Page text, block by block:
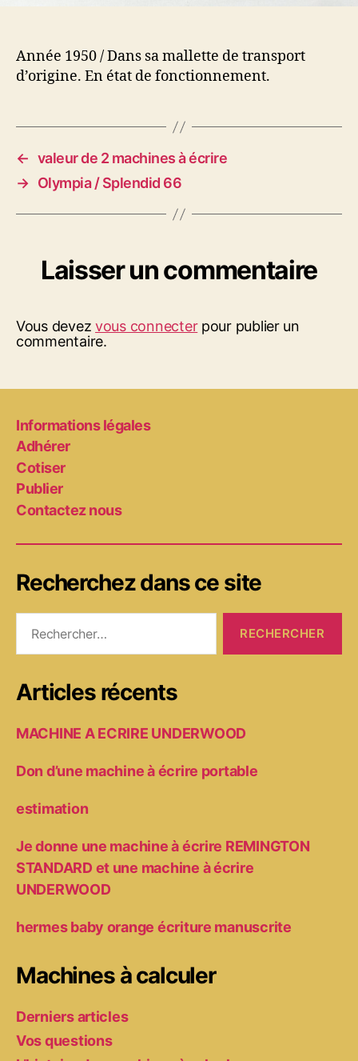
Année 1950 / Dans sa mallette de transport
d’origine. En état de fonctionnement.
← valeur de 2 machines à écrire
→ Olympia / Splendid 66
Laisser un commentaire
Vous devezvous connecterpour publier un
commentaire.
Informations légales
Adhérer
Cotiser
Publier
Contactez nous
Recherchez dans ce site
Articles récents
MACHINE A ECRIRE UNDERWOOD
Don d’une machine à écrire portable
estimation
Je donne une machine à écrire REMINGTON
STANDARD et une machine à écrire
UNDERWOOD
hermes baby orange écriture manuscrite
Machines à calculer
Derniers articles
Vos questions